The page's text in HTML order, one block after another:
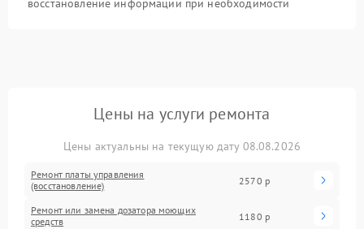
восстановление информации при необходимости
Цены на услуги ремонта
Цены актуальны на текущую дату 08.08.2026
Ремонт платы управления
(восстановление)
2570 р
Ремонт или замена дозатора моющих
средств
1180 р